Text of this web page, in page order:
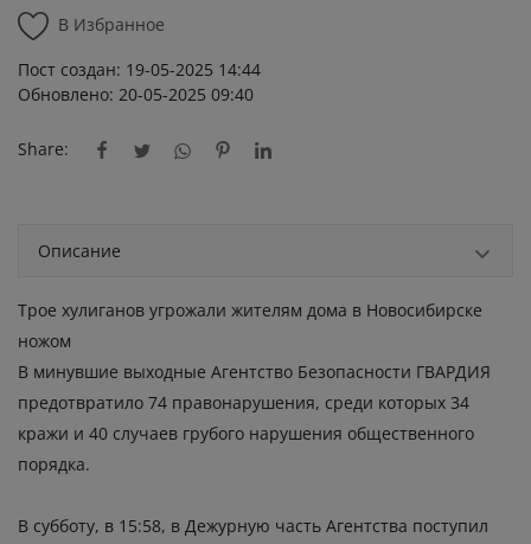
В Избранное
Пост создан: 19-05-2025 14:44
Обновлено: 20-05-2025 09:40
Share:
Описание
Трое хулиганов угрожали жителям дома в Новосибирске
ножом
В минувшие выходные Агентство Безопасности ГВАРДИЯ
предотвратило 74 правонарушения, среди которых 34
кражи и 40 случаев грубого нарушения общественного
порядка.
В субботу, в 15:58, в Дежурную часть Агентства поступил